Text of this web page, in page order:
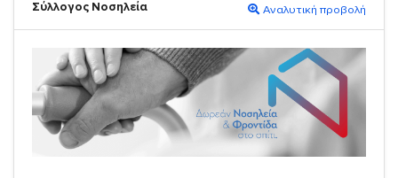
Σύλλογος Νοσηλεία Αναλυτική προβολή